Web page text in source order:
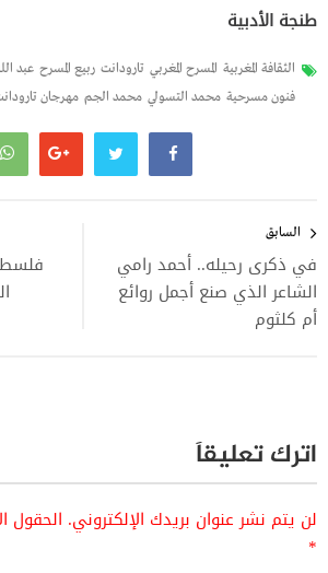
طنجة الأدبية
الثقافة المغربية المسرح المغربي تارودانت ربيع المسرح عبد
فنون مسرحية محمد التسولي محمد الجم مهرجان
المقالات
السابق
في ذكرى رحيله.. أحمد رامي
الشاعر الذي صنع أجمل روائع
أم كلثوم
اترك تعليقاً
لن يتم نشر عنوان بريدك الإلكتروني. الحقول
*